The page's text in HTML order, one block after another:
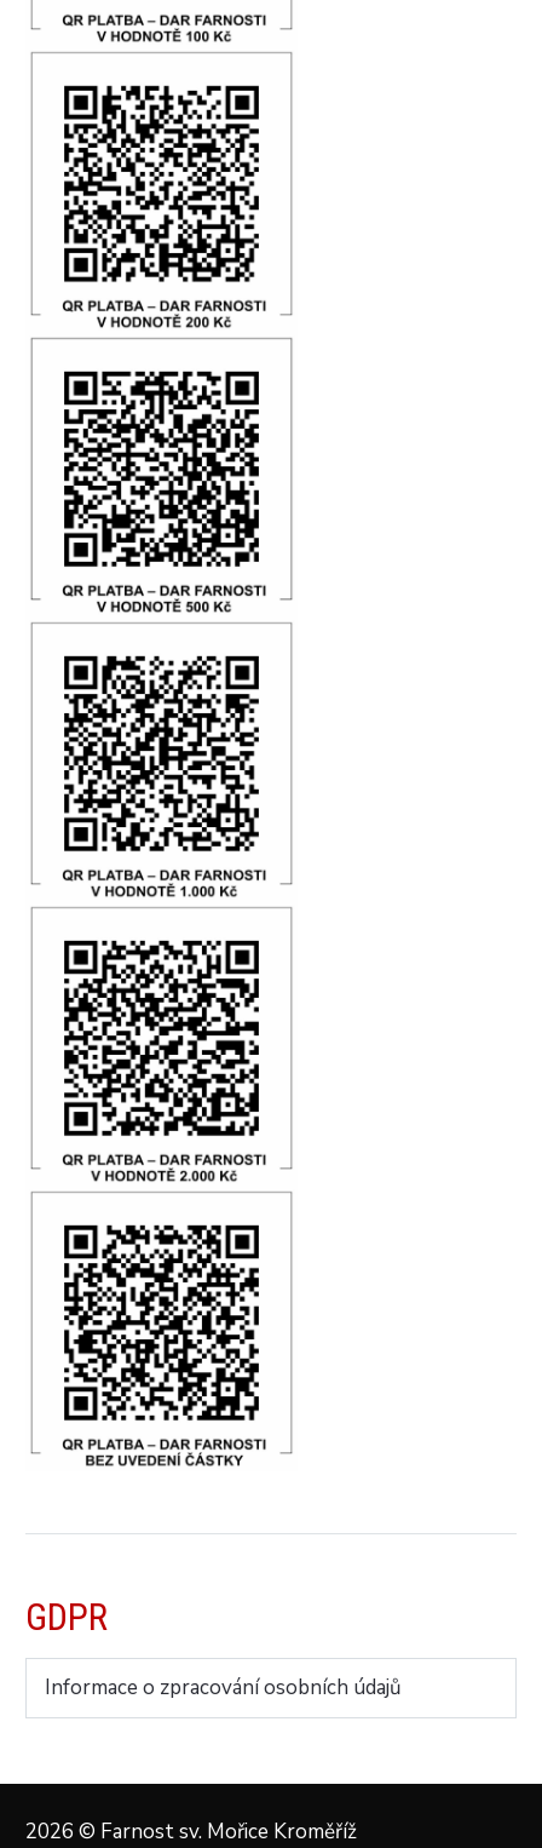
GDPR
Informace o zpracování osobních údajů
2026 © Farnost sv. Mořice Kroměříž